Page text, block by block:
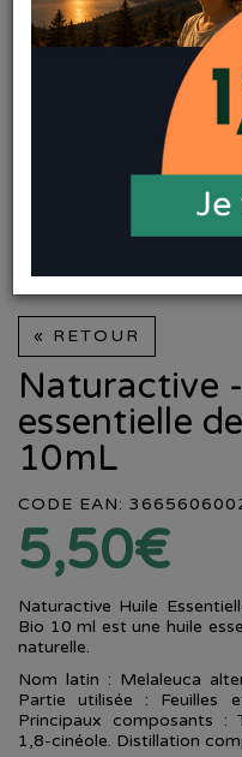
« RETOUR
Naturactive
essentielle
10mL
CODE EAN:
5,50€
Naturactive Huile
Bio 10 ml est une huile
naturelle.
Nom latin : Melaleuca
Partie utilisée : Feuilles
Principaux composants :
1,8-cinéole. Distillation